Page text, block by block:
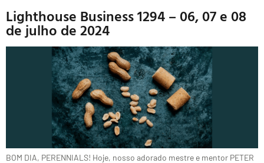
Lighthouse Business 1294 – 06, 07 e 08
de julho de 2024
BOM DIA, PERENNIALS! Hoje, nosso adorado mestre e mentor PETER